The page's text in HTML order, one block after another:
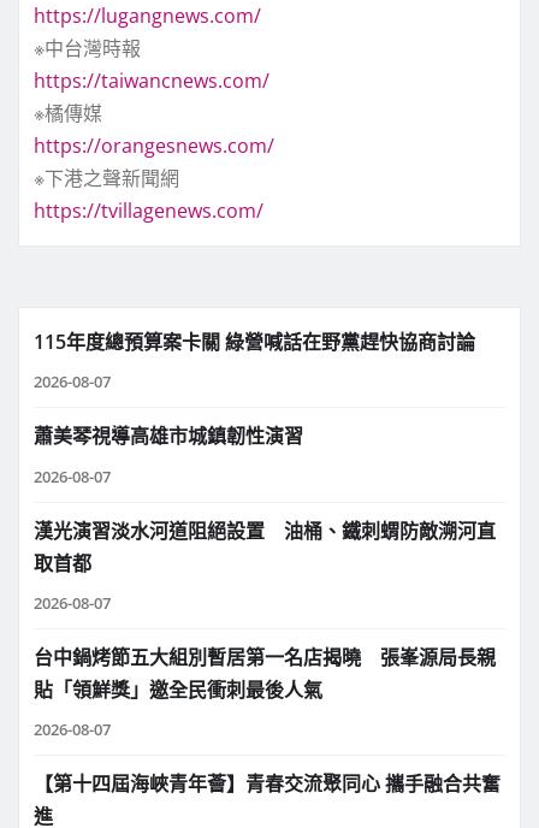
https://lugangnews.com/
※中台灣時報
https://taiwancnews.com/
※橘傳媒
https://orangesnews.com/
※下港之聲新聞網
https://tvillagenews.com/
115年度總預算案卡關 綠營喊話在野黨趕快協商討論
2026-08-07
蕭美琴視導高雄市城鎮韌性演習
2026-08-07
漢光演習淡水河道阻絕設置 油桶、鐵刺蝟防敵溯河直
取首都
2026-08-07
台中鍋烤節五大組別暫居第一名店揭曉 張峯源局長親
貼「領鮮獎」邀全民衝刺最後人氣
2026-08-07
【第十四屆海峽青年薈】青春交流聚同心 攜手融合共奮
進